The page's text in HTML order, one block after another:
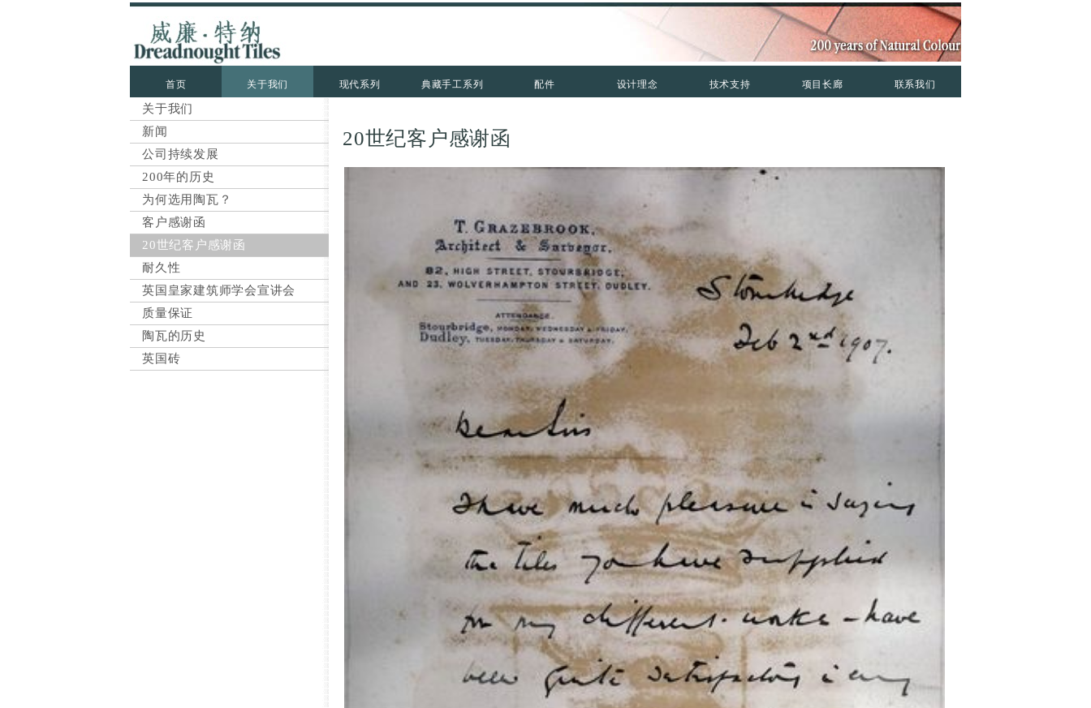
首页 关于我们 现代系列 典藏手工系列 配件 设计理念 技术支持 项目长廊 联系我们
关于我们
新闻
公司持续发展
200年的历史
为何选用陶瓦？
客户感谢函
20世纪客户感谢函
耐久性
英国皇家建筑师学会宣讲会
质量保证
陶瓦的历史
英国砖
20世纪客户感谢函